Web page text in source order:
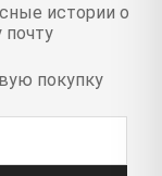
истории о
покупку